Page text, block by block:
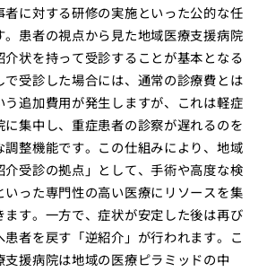
者に対する研修の実施といった公的な任
患者の視点から見た地域医療支援病院
介状を持って受診することが基本となる
で受診した場合には、通常の診療費とは
う追加費用が発生しますが、これは軽症
に集中し、重症患者の診察が遅れるのを
調整機能です。この仕組みにより、地域
介受診の拠点」として、手術や高度な検
った専門性の高い医療にリソースを集
ます。一方で、症状が安定した後は再び
者を戻す「逆紹介」が行われます。こ
支援病院は地域の医療ピラミッドの中